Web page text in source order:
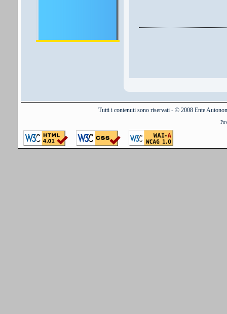
Tutti i contenuti sono riservati - © 2008 Ente